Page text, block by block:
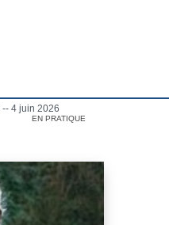
EN PRATIQUE
4 juin 2026